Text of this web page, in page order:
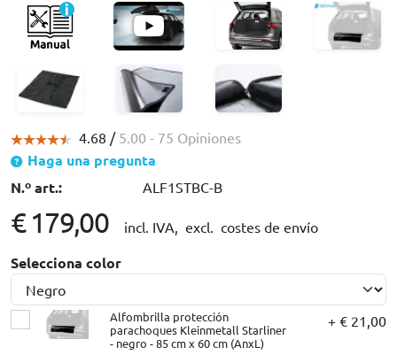
4.68 / 5.00 - 75 Opiniones
Haga una pregunta
N.º art.:
ALF1STBC-B
€ 179,00 incl. IVA, excl. costes de envío
Selecciona color
Alfombrilla protección
parachoques Kleinmetall Starliner
- negro - 85 cm x 60 cm (AnxL)
+ € 21,00